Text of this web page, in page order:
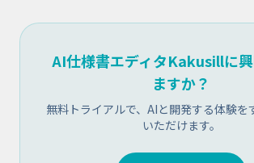
AI仕様書エディタKakusillに
ますか？
無料トライアルで、AIと開発する体験を
いただけます。